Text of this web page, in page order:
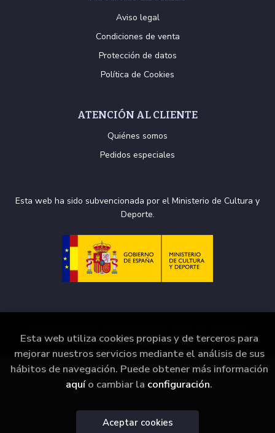
Aviso legal
Condiciones de venta
Protección de datos
Política de Cookies
ATENCIÓN AL CLIENTE
Quiénes somos
Pedidos especiales
Esta web ha sido subvencionada por el Ministerio de Cultura y
Deporte.
Reservados |Grupo Trevenque
Esta web utiliza cookies propias y de terceros para
mejorar nuestros servicios mediante el análisis de sus
hábitos de navegación. Puede obtener más información
aquío cambiar la configuración.
Aceptar cookies